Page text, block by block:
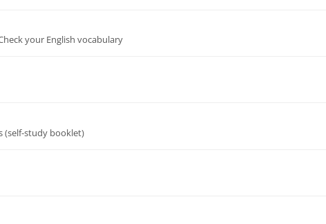
your English vocabulary
(self-study booklet)